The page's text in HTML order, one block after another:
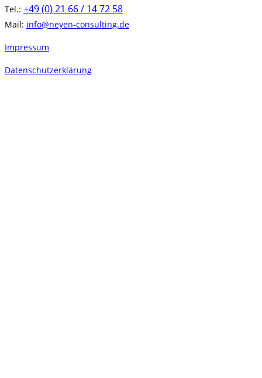
Tel.: +49 (0) 21 66 / 14 72 58
Mail: info@neyen-consulting.de
Impressum
Datenschutzerklärung